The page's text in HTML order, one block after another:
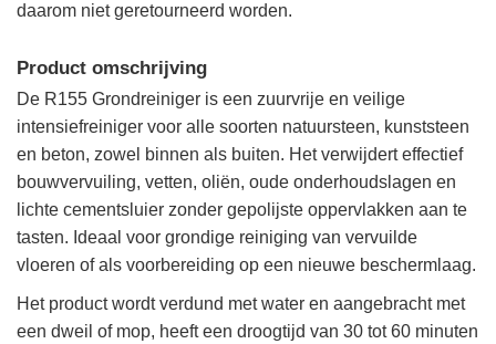
daarom niet geretourneerd worden.
Product omschrijving
De R155 Grondreiniger is een zuurvrije en veilige
intensiefreiniger voor alle soorten natuursteen, kunststeen
en beton, zowel binnen als buiten. Het verwijdert effectief
bouwvervuiling, vetten, oliën, oude onderhoudslagen en
lichte cementsluier zonder gepolijste oppervlakken aan te
tasten. Ideaal voor grondige reiniging van vervuilde
vloeren of als voorbereiding op een nieuwe beschermlaag.
Het product wordt verdund met water en aangebracht met
een dweil of mop, heeft een droogtijd van 30 tot 60 minuten